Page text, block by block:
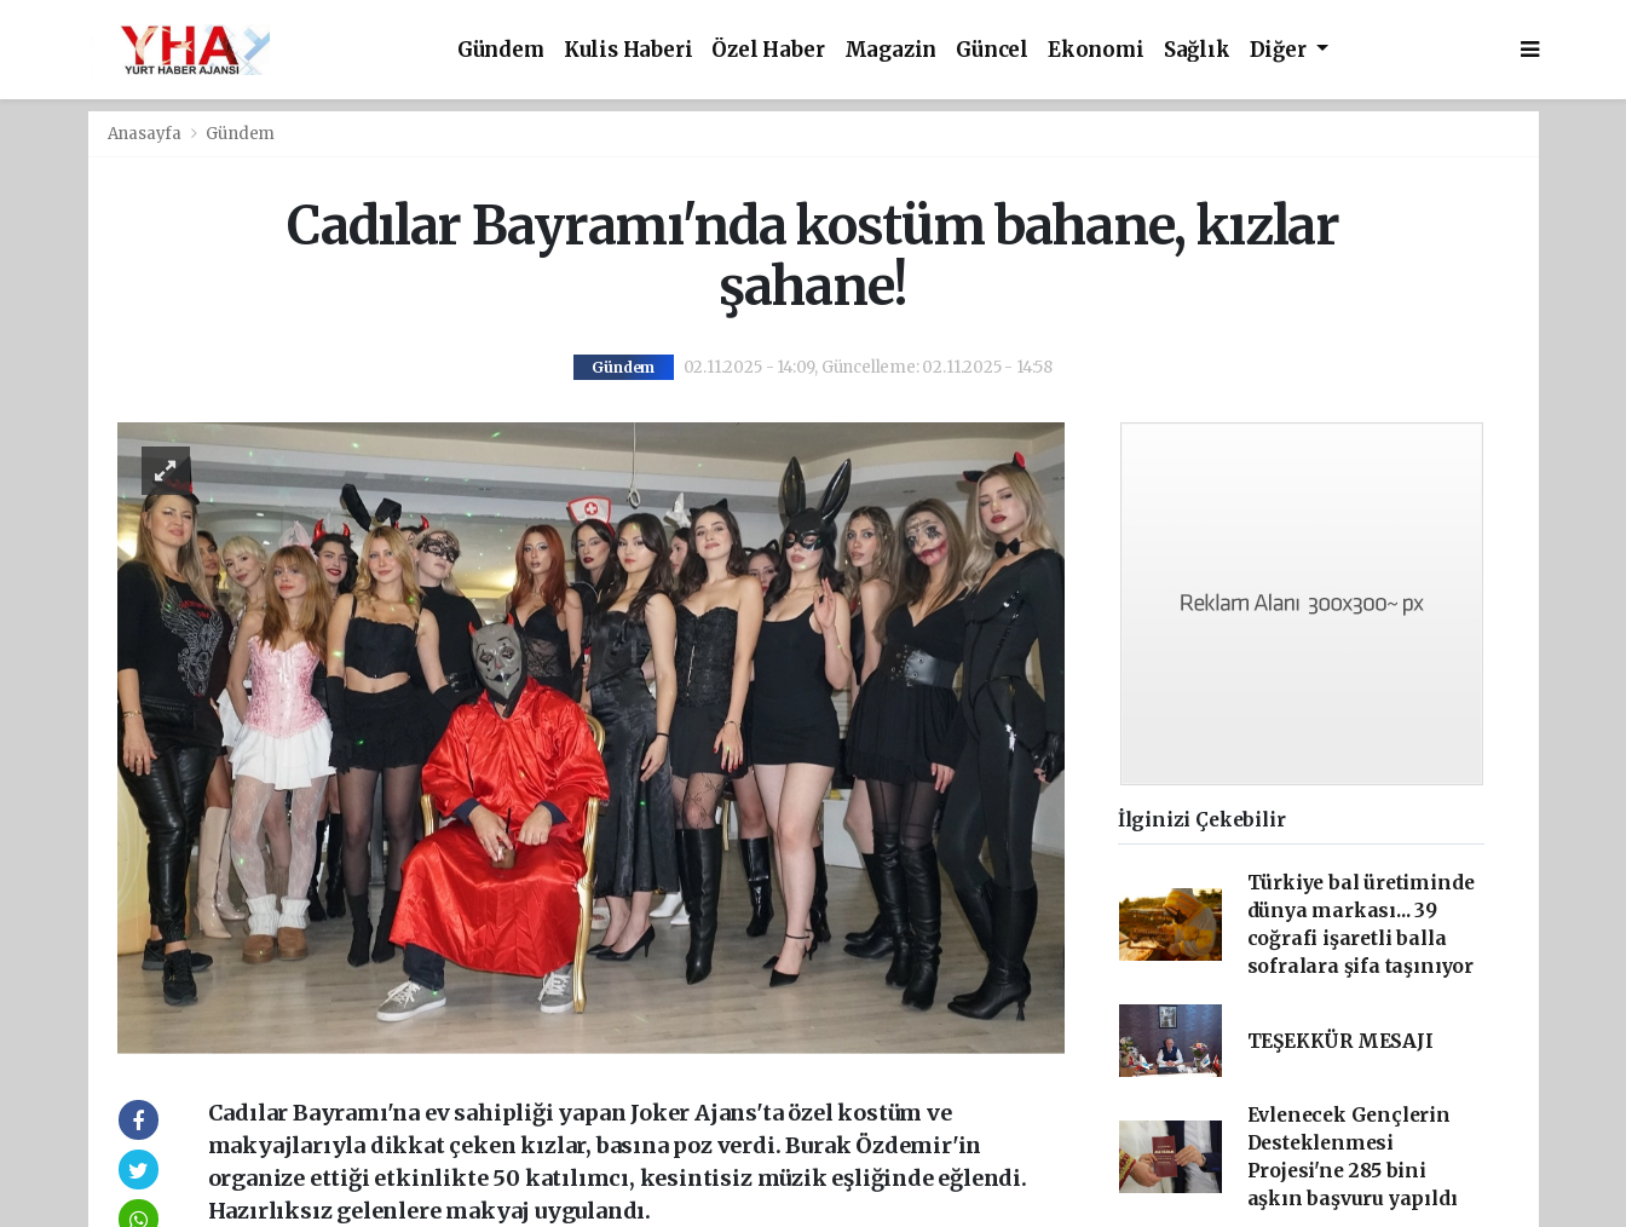
Gündem Kulis Haberi Özel Haber Magazin Güncel Ekonomi Sağlık Diğer
Anasayfa Gündem
Cadılar Bayramı'nda kostüm bahane, kızlar
şahane!
Gündem 02.11.2025 - 14:09, Güncelleme: 02.11.2025 - 14:58
Cadılar Bayramı'na ev sahipliği yapan Joker Ajans'ta özel kostüm ve
makyajlarıyla dikkat çeken kızlar, basına poz verdi. Burak Özdemir'in
organize ettiği etkinlikte 50 katılımcı, kesintisiz müzik eşliğinde eğlendi.
Hazırlıksız gelenlere makyaj uygulandı.
İlginizi Çekebilir
Türkiye bal üretiminde
dünya markası... 39
coğrafi işaretli balla
sofralara şifa taşınıyor
TEŞEKKÜR MESAJI
Evlenecek Gençlerin
Desteklenmesi
Projesi'ne 285 bini
aşkın başvuru yapıldı